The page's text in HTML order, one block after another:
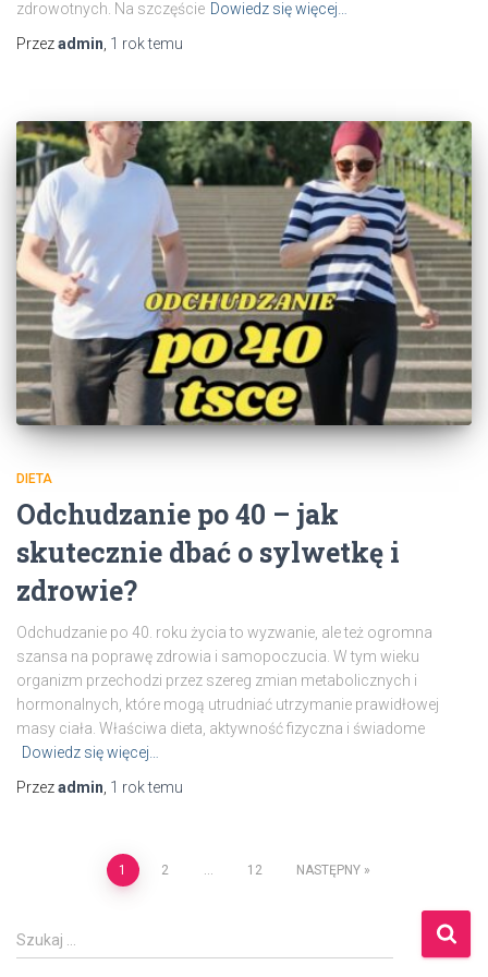
zdrowotnych. Na szczęście Dowiedz się więcej…
Przezadmin, 1 roktemu
DIETA
Odchudzanie po 40 – jak
skutecznie dbać o sylwetkę i
zdrowie?
Odchudzanie po 40. roku życia to wyzwanie, ale też ogromna
szansa na poprawę zdrowia i samopoczucia. W tym wieku
organizm przechodzi przez szereg zmian metabolicznych i
hormonalnych, które mogą utrudniać utrzymanie prawidłowej
masy ciała. Właściwa dieta, aktywność fizyczna i świadome
Dowiedz się więcej…
Przezadmin, 1 roktemu
Nawigacja
po
1 2 … 12 NASTĘPNY
S
z
Szukaj …